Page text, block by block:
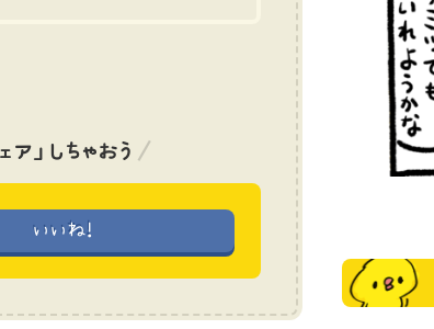
ア」しちゃおう
いいね!